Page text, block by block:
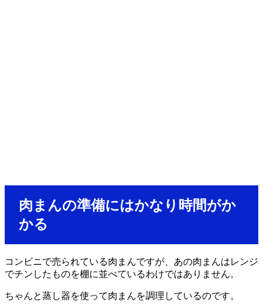
肉まんの準備にはかなり時間がか
かる
コンビニで売られている肉まんですが、あの肉まんはレンジ
でチンしたものを棚に並べているわけではありません。
ちゃんと蒸し器を使って肉まんを調理しているのです。